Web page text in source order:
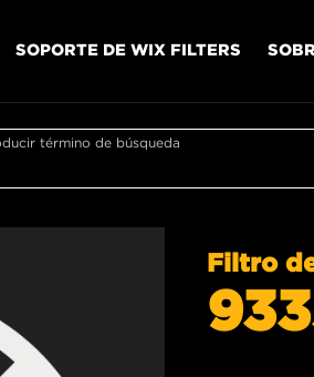
SOPORTE DE WIX FILTERS
término de búsqueda
Filtro